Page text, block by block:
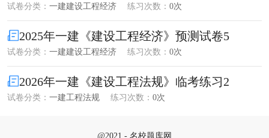
试卷分类： 一建建设工程经济 练习次数： 0次
2025年一建《建设工程经济》预测试卷5
试卷分类： 一建建设工程经济 练习次数： 0次
2026年一建《建设工程法规》临考练习2
试卷分类： 一建工程法规 练习次数： 0次
@2021 - 名校题库网